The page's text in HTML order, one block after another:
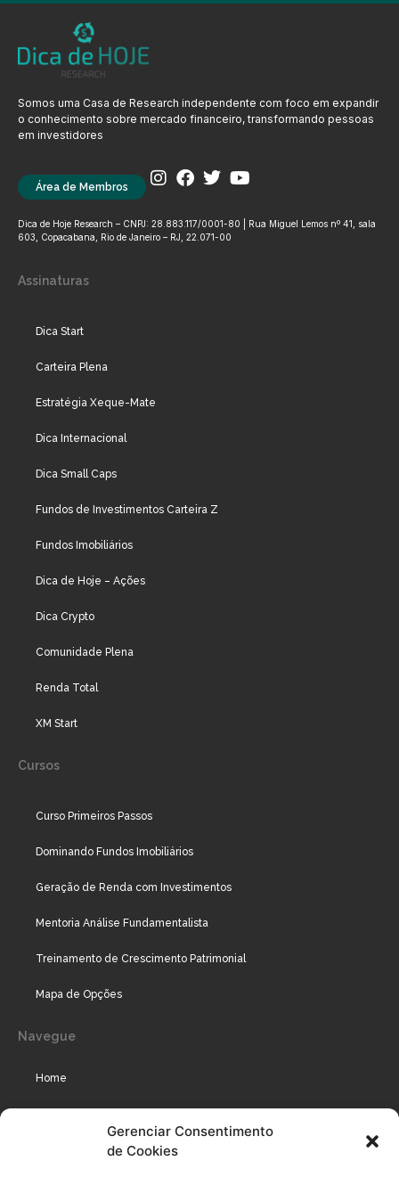
Gerenciar Consentimento
de Cookies
Somos uma Casa de Research independente com foco em expandir
o conhecimento sobre mercado financeiro, transformando pessoas
em investidores
Área de Membros
Dica de Hoje Research – CNPJ: 28.883.117/0001-80 | Rua Miguel Lemos nº 41, sala
603, Copacabana, Rio de Janeiro – RJ, 22.071-00
Assinaturas
Dica Start
Carteira Plena
Estratégia Xeque-Mate
Dica Internacional
Dica Small Caps
Fundos de Investimentos Carteira Z
Fundos Imobiliários
Dica de Hoje – Ações
Dica Crypto
Comunidade Plena
Renda Total
XM Start
Cursos
Curso Primeiros Passos
Dominando Fundos Imobiliários
Geração de Renda com Investimentos
Mentoria Análise Fundamentalista
Treinamento de Crescimento Patrimonial
Mapa de Opções
Navegue
Home